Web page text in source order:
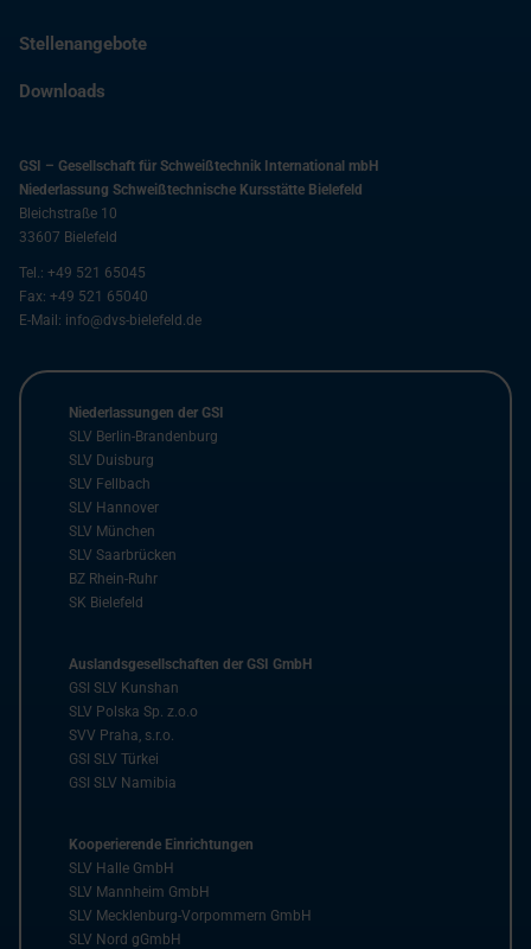
Stellenangebote
Downloads
GSI – Gesellschaft für Schweißtechnik International mbH
Niederlassung Schweißtechnische Kursstätte Bielefeld
Bleichstraße 10
33607 Bielefeld
Tel.: +49 521 65045
Fax: +49 521 65040
E-Mail: info@dvs-bielefeld.de
Niederlassungen der GSI
SLV Berlin-Brandenburg
SLV Duisburg
SLV Fellbach
SLV Hannover
SLV München
SLV Saarbrücken
BZ Rhein-Ruhr
SK Bielefeld
Auslandsgesellschaften der GSI GmbH
GSI SLV Kunshan
SLV Polska Sp. z.o.o
SVV Praha, s.r.o.
GSI SLV Türkei
GSI SLV Namibia
Kooperierende Einrichtungen
SLV Halle GmbH
SLV Mannheim GmbH
SLV Mecklenburg-Vorpommern GmbH
SLV Nord gGmbH